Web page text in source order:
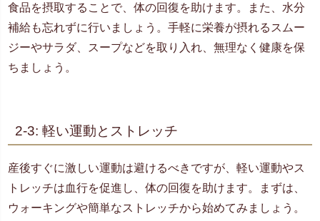
食品を摂取することで、体の回復を助けます。また、水分
補給も忘れずに行いましょう。手軽に栄養が摂れるスムー
ジーやサラダ、スープなどを取り入れ、無理なく健康を保
ちましょう。
2-3: 軽い運動とストレッチ
産後すぐに激しい運動は避けるべきですが、軽い運動やス
トレッチは血行を促進し、体の回復を助けます。まずは、
ウォーキングや簡単なストレッチから始めてみましょう。